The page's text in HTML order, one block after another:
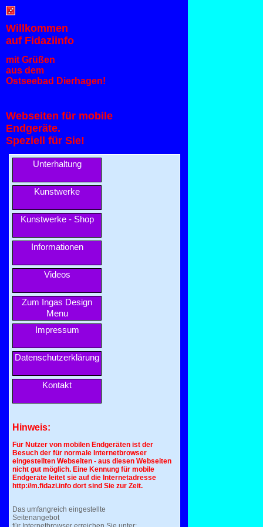
Willkommen
auf Fidaziinfo
mit Grüßen
aus dem
Ostseebad Dierhagen!
Webseiten für mobile
Endgeräte.
Speziell für Sie!
Unterhaltung
Kunstwerke
Kunstwerke - Shop
Informationen
Videos
Zum Ingas Design
Menu
Impressum
Datenschutzerklärung
Kontakt
Hinweis:
Für Nutzer von mobilen Endgeräten ist der
Besuch der für normale Internetbrowser
eingestellten Webseiten - aus diesen Webseiten
nicht gut möglich. Eine Kennung für mobile
Endgeräte leitet sie auf die Internetadresse
http://m.fidazi.info dort sind Sie zur Zeit.
Das umfangreich eingestellte
Seitenangebot